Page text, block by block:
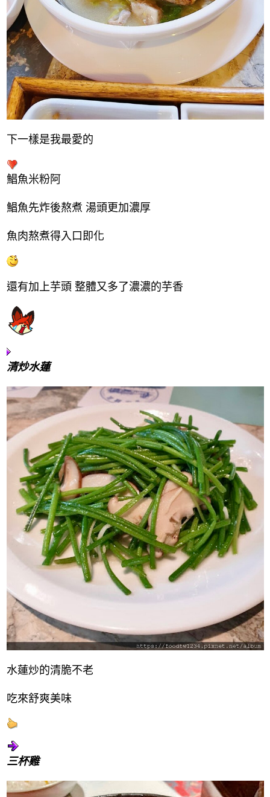
下一樣是我最愛的
鯧魚米粉阿
鯧魚先炸後熬煮 湯頭更加濃厚
魚肉熬煮得入口即化
還有加上芋頭 整體又多了濃濃的芋香
清炒水蓮
水蓮炒的清脆不老
吃來舒爽美味
三杯雞